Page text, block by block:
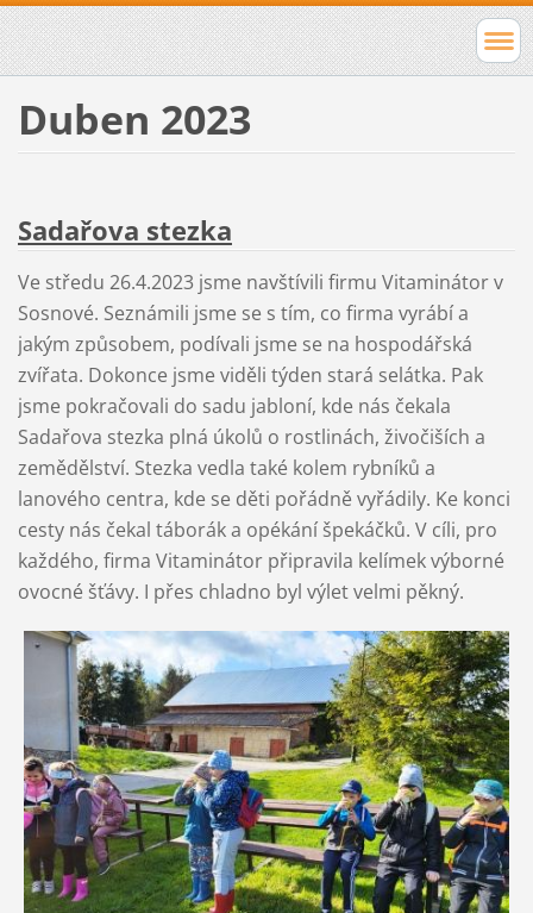
Duben 2023
Sadařova stezka
Ve středu 26.4.2023 jsme navštívili firmu Vitaminátor v
Sosnové. Seznámili jsme se s tím, co firma vyrábí a
jakým způsobem, podívali jsme se na hospodářská
zvířata. Dokonce jsme viděli týden stará selátka. Pak
jsme pokračovali do sadu jabloní, kde nás čekala
Sadařova stezka plná úkolů o rostlinách, živočiších a
zemědělství. Stezka vedla také kolem rybníků a
lanového centra, kde se děti pořádně vyřádily. Ke konci
cesty nás čekal táborák a opékání špekáčků. V cíli, pro
každého, firma Vitaminátor připravila kelímek výborné
ovocné šťávy. I přes chladno byl výlet velmi pěkný.